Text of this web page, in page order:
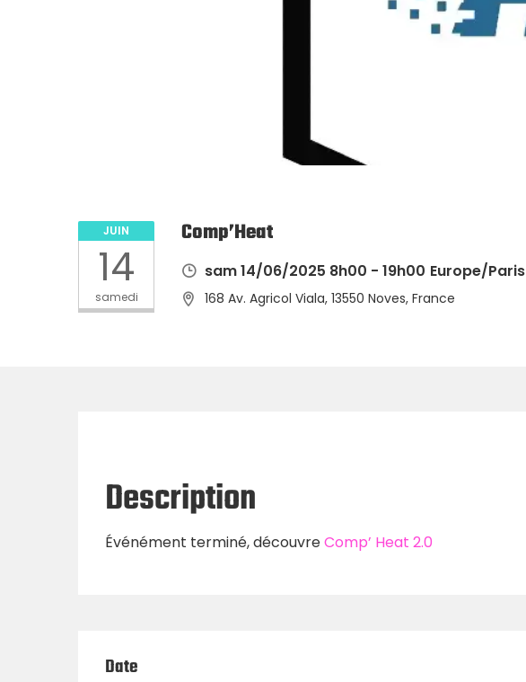
JUIN
14
samedi
Comp’Heat
sam 14/06/2025 8h00 - 19h00 Europe/Paris
168 Av. Agricol Viala, 13550 Noves, France
Description
Événément terminé, découvreComp’ Heat 2.0
Date